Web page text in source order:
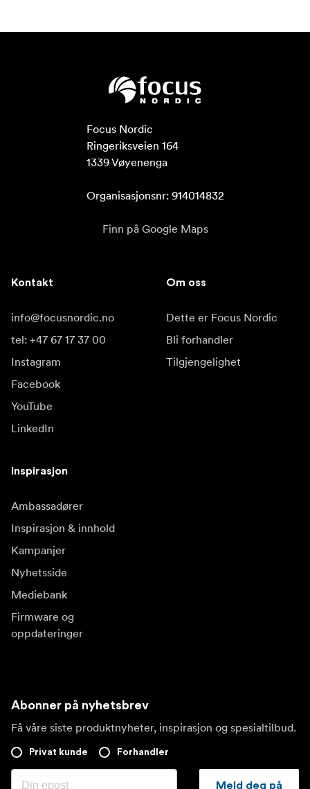
Focus Nordic
Ringeriksveien 164
1339 Vøyenenga
Organisasjonsnr: 914014832
Finn på Google Maps
Kontakt
info@focusnordic.no
tel: +47 67 17 37 00
Instagram
Facebook
YouTube
LinkedIn
Om oss
Dette er Focus Nordic
Bli forhandler
Tilgjengelighet
Inspirasjon
Ambassadører
Inspirasjon & innhold
Kampanjer
Nyhetsside
Mediebank
Firmware og
oppdateringer
Abonner på nyhetsbrev
Få våre siste produktnyheter, inspirasjon og spesialtilbud.
Privat kunde Forhandler
Meld deg på